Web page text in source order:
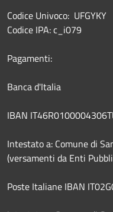
Codice Univoco: UFGYKY
Codice IPA: c_i079
Pagamenti:
Banca d'Italia
IBAN
Intestato a: Comune di
(versamenti da Enti
Poste Italiane IBAN